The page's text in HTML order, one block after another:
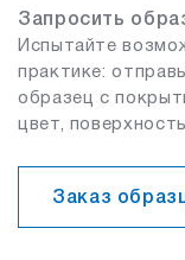
Запросить
Испытайте
практике:
образец с
цвет,
Заказ